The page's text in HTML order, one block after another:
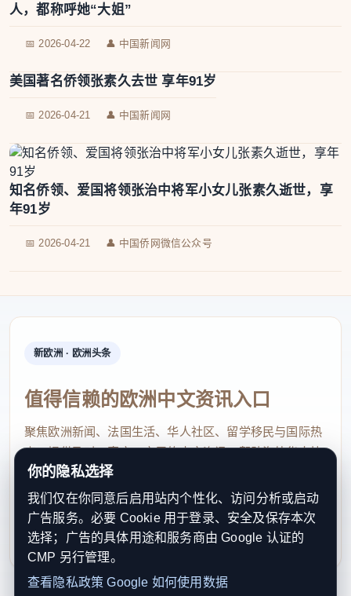
人，都称呼她“大姐”
📅 2026-04-22 👤 中国新闻网
美国著名侨领张素久去世 享年91岁
📅 2026-04-21 👤 中国新闻网
知名侨领、爱国将领张治中将军小女儿张素久逝世，享
年91岁
📅 2026-04-21 👤 中国侨网微信公众号
新欧洲 · 欧洲头条
值得信赖的欧洲中文资讯入口
聚焦欧洲新闻、法国生活、华人社区、留学移民与国际热
点，提供及时、真实、实用的中文资讯，帮助海外华人快
速了解欧洲动态。
contact@xinouzhou.com
服务支持、版权与合作：工作日优先处理站务、投稿与权
利通知
你的隐私选择
我们仅在你同意后启用站内个性化、访问分析或启动
广告服务。必要 Cookie 用于登录、安全及保存本次
选择；广告的具体用途和服务商由 Google 认证的
CMP 另行管理。
查看隐私政策 Google 如何使用数据